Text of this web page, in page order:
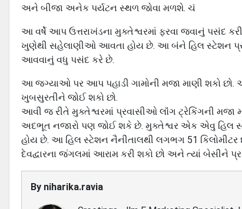
અને બીજા અનેક પર્યટન સ્થળ જોવા મળશે. ચં
આ વર્ષે આપ ઉત્તરાખંડના મુક્તેશ્વરમાં ફરવા જવાનું
ખુણેથી સહેલાણીઓ આવતા હોય છે. આ બંને હિલ સ્ટેશન
આવવાનું વધુ પસંદ કરે છે.
આ જગ્યાઓ પર આપ પહાડી ગામોની મજા માણી શકો
ખુબસુરતીને જોઈ શકો છો.
આવી જ રીતે મુક્તેશ્વરમાં પ્રવાસીઓ લૉંગ ટ્રેકિંગની
અદભૂત નજારો પણ જોઈ શકે છે. મુક્તેશ્વર એક એવુ હિલ
હોય છે. આ હિલ સ્ટેશન નૈનીતાલથી લગભગ 51
દેવદ્વારના જંગલમાં આરામ કરી શકો છો અને ત્યાં બેસીને
By niharika.ravia